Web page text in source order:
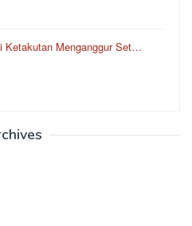
Ketakutan Menganggur Set…